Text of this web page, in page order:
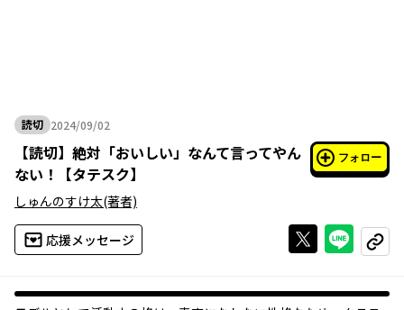
読切 2024/09/02
2024年09月02日
【読切】 絶対「おいしい」なんて言ってやん
ない！【タテスク】
フォロー
しゅんのすけ太(著者)
応援メッセージ Xで投稿する
ライン
コピー